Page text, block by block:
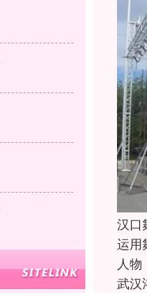
汉口
运用
人
武汉